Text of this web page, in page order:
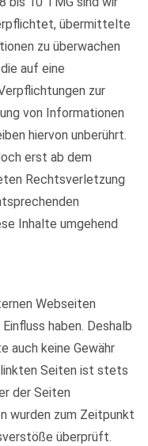
übermittelte
zu überwachen
auf eine
zur
von Informationen
hiervon unberührt.
erst ab dem
Rechtsverletzung
Inhalte umgehend
Webseiten
haben. Deshalb
auch keine Gewähr
Seiten ist stets
der Seiten
wurden zum Zeitpunkt
überprüft.